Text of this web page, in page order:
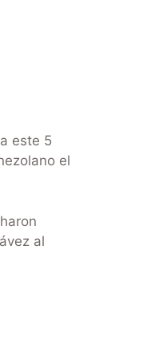
este 5
el
al